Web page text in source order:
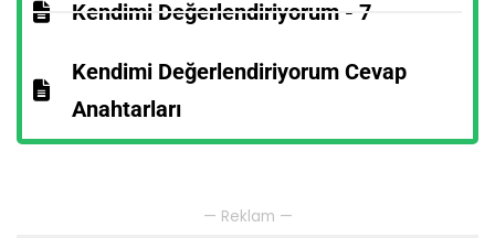
Kendimi Değerlendiriyorum - 7
Kendimi Değerlendiriyorum Cevap
Anahtarları
— Reklam —